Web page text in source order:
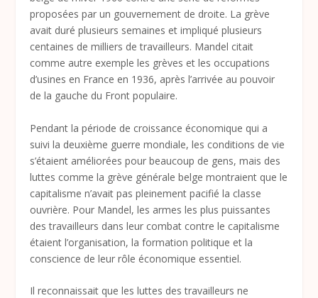
proposées par un gouvernement de droite. La grève
avait duré plusieurs semaines et impliqué plusieurs
centaines de milliers de travailleurs. Mandel citait
comme autre exemple les grèves et les occupations
d’usines en France en 1936, après l’arrivée au pouvoir
de la gauche du Front populaire.
Pendant la période de croissance économique qui a
suivi la deuxième guerre mondiale, les conditions de vie
s’étaient améliorées pour beaucoup de gens, mais des
luttes comme la grève générale belge montraient que le
capitalisme n’avait pas pleinement pacifié la classe
ouvrière. Pour Mandel, les armes les plus puissantes
des travailleurs dans leur combat contre le capitalisme
étaient l’organisation, la formation politique et la
conscience de leur rôle économique essentiel.
Il reconnaissait que les luttes des travailleurs ne